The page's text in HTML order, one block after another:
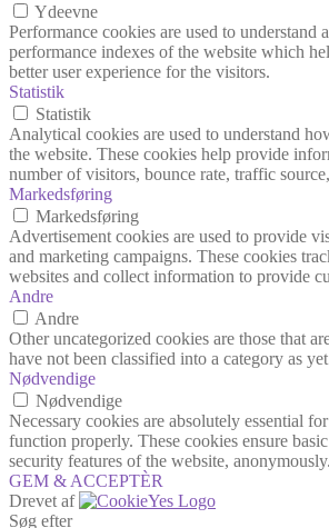
Ydeevne
Performance cookies are used to understand
performance indexes of the website which
better user experience for the visitors.
Statistik
Statistik
Analytical cookies are used to understand
the website. These cookies help provide
number of visitors, bounce rate, traffic
Markedsføring
Markedsføring
Advertisement cookies are used to provide
and marketing campaigns. These cookies
websites and collect information to provide
Andre
Andre
Other uncategorized cookies are those that
have not been classified into a category as
Nødvendige
Nødvendige
Necessary cookies are absolutely essential
function properly. These cookies ensure
security features of the website, anonymously.
GEM & ACCEPTÈR
Drevet af
Søg efter